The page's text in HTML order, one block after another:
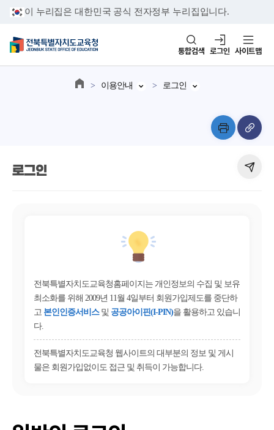
이 누리집은 대한민국 공식 전자정부 누리집입니다.
통합검색 로그인 사이트맵
이용안내 로그인
로그인
전북특별자치도교육청홈페이지는 개인정보의 수집 및 보유
최소화를 위해 2009년 11월 4일부터 회원가입제도를 중단하
고 본인인증서비스 및 공공아이핀(I-PIN)을 활용하고 있습니
다.
전북특별자치도교육청 웹사이트의 대부분의 정보 및 게시
물은 회원가입없이도 접근 및 취득이 가능합니다.